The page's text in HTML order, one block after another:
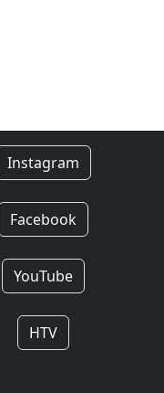
Instagram
Facebook
YouTube
HTV